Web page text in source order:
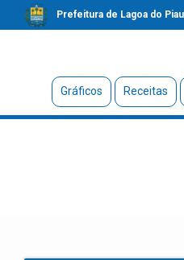
Prefeitura de Lagoa do
Gráficos Receitas